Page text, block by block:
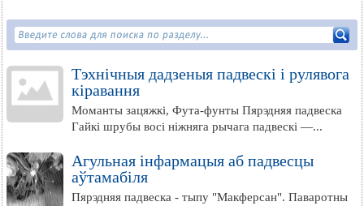
Тэхнічныя дадзеныя падвескі і рулявога
кіравання
Моманты зацяжкі, Фута-фунты Пярэдняя падвеска
Гайкі шрубы восі ніжняга рычага падвескі —...
Агульная інфармацыя аб падвесцы
аўтамабіля
Пярэдняя падвеска - тыпу "Макферсан". Паваротны